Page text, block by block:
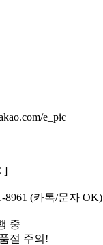
e_pic
]
8961 (카톡/문자 OK)
중
절 주의!